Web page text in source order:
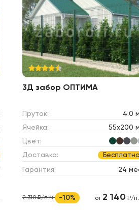
3Д забор ОПТИМА
Пруток:
4.0
Ячейка:
55х200
Цвет:
Доставка:
Бесплатно
Гарантия: 24
2 310 ₽/п.м. -10% от 2 140 ₽/